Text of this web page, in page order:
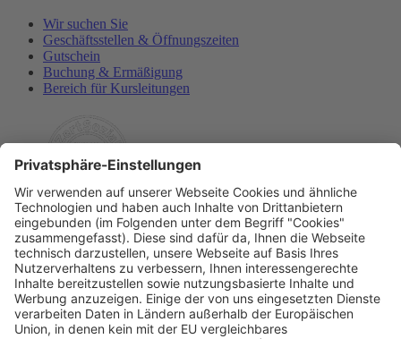
Wir suchen Sie
Geschäftsstellen & Öffnungszeiten
Gutschein
Buchung & Ermäßigung
Bereich für Kursleitungen
Rechtliches
Allgemeine Geschäftsbedingungen
Widerrufsbelehrung
Datenschutzerklärung
Barrierefreiheitserklärung
Impressum